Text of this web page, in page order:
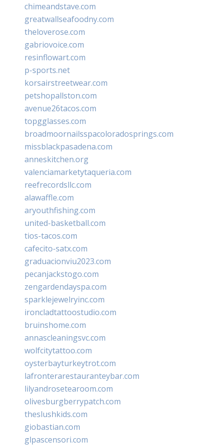
chimeandstave.com
greatwallseafoodny.com
theloverose.com
gabriovoice.com
resinflowart.com
p-sports.net
korsairstreetwear.com
petshopallston.com
avenue26tacos.com
topgglasses.com
broadmoornailsspacoloradosprings.com
missblackpasadena.com
anneskitchen.org
valenciamarketytaqueria.com
reefrecordsllc.com
alawaffle.com
aryouthfishing.com
united-basketball.com
tios-tacos.com
cafecito-satx.com
graduacionviu2023.com
pecanjackstogo.com
zengardendayspa.com
sparklejewelryinc.com
ironcladtattoostudio.com
bruinshome.com
annascleaningsvc.com
wolfcitytattoo.com
oysterbayturkeytrot.com
lafronterarestauranteybar.com
lilyandrosetearoom.com
olivesburgberrypatch.com
theslushkids.com
giobastian.com
glpascensori.com